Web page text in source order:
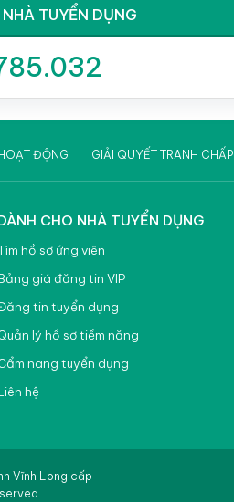
Việc làm Sóc Trăng
Việc làm Đà Nẵng
Việc làm Bắc Giang
Việc làm Bắc Ninh
Việc làm Bình Dương
Việc làm Bình Thuận
TUYỂN DỤNG
ĐỘNG GIẢI QUYẾT TRANH CHẤP
CHO NHÀ TUYỂN DỤNG
hồ sơ ứng viên
giá đăng tin VIP
tin tuyển dụng
lý hồ sơ tiềm năng
nang tuyển dụng
hệ
Vĩnh Long cấp